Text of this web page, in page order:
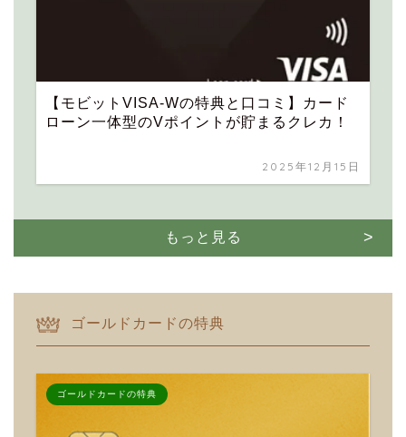
【モビットVISA-Wの特典と口コミ】カード
ローン一体型のVポイントが貯まるクレカ！
2025年12月15日
もっと見る
ゴールドカードの特典
ゴールドカードの特典